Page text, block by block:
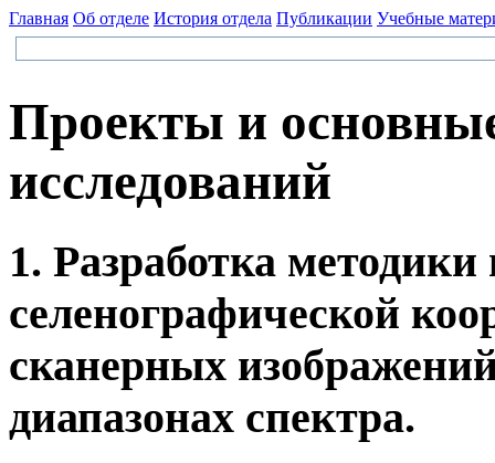
Главная Об отделе История отдела Публикации Учебные
Проекты и
исследований
1. Разработка
селенографической
сканерных
диапазонах спектра.